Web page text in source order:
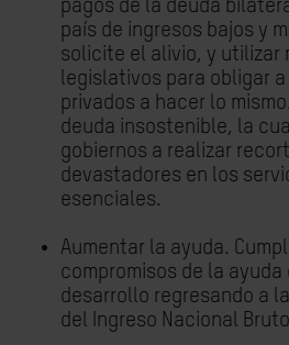
pagos de la deuda
país de ingresos bajos y
solicite el alivio, y utilizar
legislativos para obligar
privados a hacer lo
deuda insostenible, la
gobiernos a realizar
devastadores en los
esenciales.
Aumentar la ayuda.
compromisos de la
desarrollo regresando a
del Ingreso Nacional